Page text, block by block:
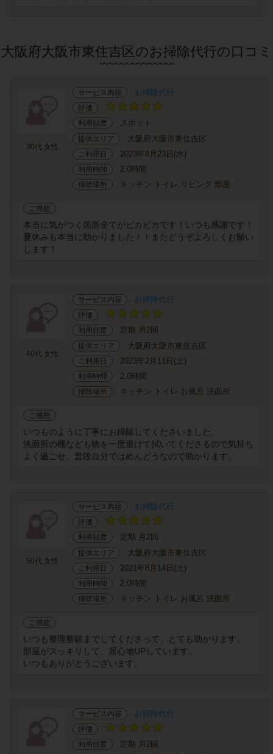
大阪府大阪市東住吉区のお掃除代行の口コミ
30代 女性
サービス内容 お掃除代行
評価
利用頻度
スポット
提供エリア 大阪府大阪市東住吉区
ご利用日 2023年8月23日(水)
利用時間 2.0時間
掃除場所 キッチン トイレ リビング 部屋
ご感想
本当に気がつく箇所全てがピカピカです！いつも感謝です！
夏休みも本当に助かりました！！またどうぞよろしくお願い
します！
40代 女性
サービス内容 お掃除代行
評価
利用頻度
定期 月2回
提供エリア 大阪府大阪市東住吉区
ご利用日 2023年2月11日(土)
利用時間 2.0時間
掃除場所 キッチン トイレ お風呂 洗面所
ご感想
いつものように丁寧にお掃除してくださいました。
洗面所の棚なども物を一度退けて拭いてくださるので気持ち
よく過ごせ、普段自分ではめんどうなので助かります。
50代 女性
サービス内容 お掃除代行
評価
利用頻度
定期 月2回
提供エリア 大阪府大阪市東住吉区
ご利用日 2021年8月14日(土)
利用時間 2.0時間
掃除場所 キッチン トイレ お風呂 洗面所
ご感想
いつも整理整頓までしてくださって、とても助かります。
部屋がスッキリして、居心地UPしています。
いつもありがとうございます。
サービス内容 お掃除代行
評価
利用頻度
定期 月2回